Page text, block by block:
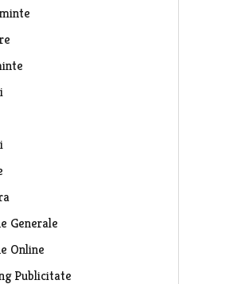
Generale
Online
Publicitate